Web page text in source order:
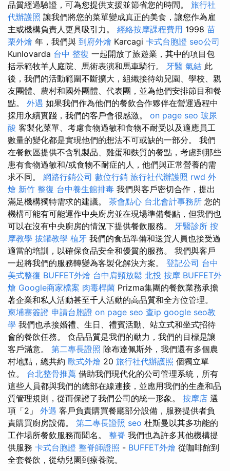
品質經過驗證，可為您提供支援並節省您的時間。 旅行社
代辦護照 讓我們將您的菜單變成真正的美食，讓您作為雇
主或機構負責人更具吸引力。 經絡按摩課程費用 1998 苗
栗外燴 年，我們與 到府外燴 Karcagi 卡式台胞證 seo公司
Kunlovarda 台中 整復 一起開放了旅遊業，其中的項目包
括示範牧羊人庭院、馬術表演和馬車騎行。 牙醫 氣結 此
後，我們的活動範圍不斷擴大，組織接待幼兒園、學校、親
友團體、農村和國外團體、代表團，並為他們安排節目和餐
點。 外遇 如果我們作為他們的餐飲合作夥伴在營運過程中
採用永續實踐，我們的客戶會很感激。 on page seo 玻尿
酸 客製化菜單、考慮食物過敏和食物不耐受以及適應員工
數量的變化都是實現他們的想法不可或缺的一部分。 我們
在餐飲區提供不含乳製品、雞蛋和麩質的餐點，考慮到那些
患有食物過敏和/或食物不耐症的人，他們與正常營養的需
求不同。 網路行銷公司 數位行銷 旅行社代辦護照 rwd 外
燴 新竹 整復 台中養生館排毒 我們與客戶密切合作，提出
滿足機構獨特需求的建議。 茶會點心 台北會計事務所 您的
機構可能有可能運作中央廚房並在現場準備餐點，但我們也
可以在沒有中央廚房的情況下提供餐飲服務。 牙醫診所 按
摩教學 拔罐教學 植牙 我們的食品準備和送貨人員也接受過
適當的培訓，以確保食品安全和優質的服務。 我們與客戶
一起將我們的服務轉變為客製化解決方案。 登記公司 台中
美式整復 BUFFET外燴 台中肩頸放鬆 北投 按摩 BUFFET外
燴 Google商家檔案 肉毒桿菌 Prizma集團的餐飲業務承擔
著企業和私人活動甚至千人活動的高品質和全方位管理。
柬埔寨簽證 申請台胞證 on page seo 查ip google seo教
學 我們也承接婚禮、生日、禮賓活動、站立式和坐式招待
會的餐飲任務。 食品品質是我們的動力，我們的目標是讓
客戶滿意。 第二專長證照 除布達佩斯外，我們還有多個農
村地點，總共約 歐式外燴 20 旅行社代辦護照 個獨立單
位。 台北整骨推薦 借助我們現代化的公司管理系統，所有
這些人員都與我們的總部在線連接，並應用我們的生產和品
質管理規則，從而保證了我們公司的統一形象。 按摩店 選
項「2」 外遇 客戶負責購買餐廳部分設備，服務提供者負
責購買廚房設備。 第二專長證照 seo 杜斯曼以其多功能的
工作場所餐飲服務而聞名。 整脊 我們也為許多其他機構提
供服務 卡式台胞證 整脊師證照 - BUFFET外燴 從咖啡館到
全套餐飲，從幼兒園到療養院。